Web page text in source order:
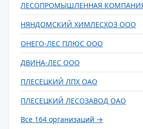
ЛЕСОПРОМЫШЛЕННАЯ
НЯНДОМСКИЙ ХИМЛЕСХОЗ ООО
ОНЕГО-ЛЕС ПЛЮС ООО
ДВИНА-ЛЕС ООО
ПЛЕСЕЦКИЙ ЛПХ ОАО
ПЛЕСЕЦКИЙ ЛЕСОЗАВОД ОАО
Все 164 организаций →